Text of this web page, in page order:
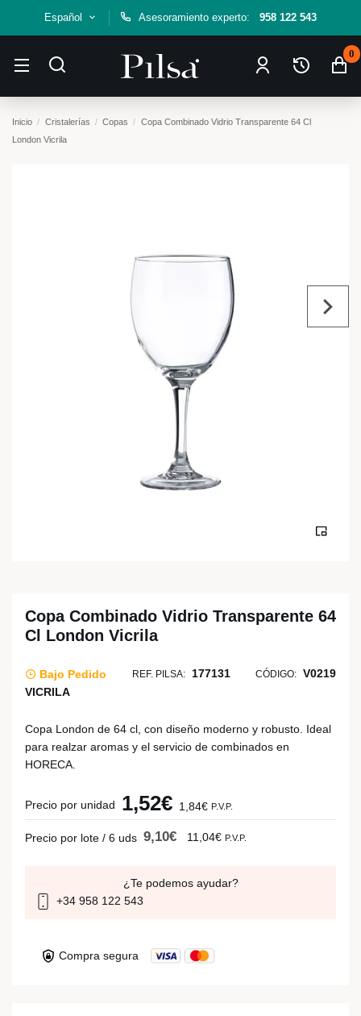
Español Asesoramiento experto: 958 122 543
0
Inicio Cristalerías Copas
Copa Combinado Vidrio Transparente 64 Cl
London Vicrila
Copa Combinado Vidrio Transparente 64
Cl London Vicrila
Bajo Pedido REF. PILSA: 177131 CÓDIGO: V0219
VICRILA
Copa London de 64 cl, con diseño moderno y robusto. Ideal
para realzar aromas y el servicio de combinados en
HORECA.
Precio por unidad 1,52€ 1,84€ P.V.P.
Precio por lote / 6 uds 9,10€ 11,04€ P.V.P.
¿Te podemos ayudar?
+34 958 122 543
Compra segura